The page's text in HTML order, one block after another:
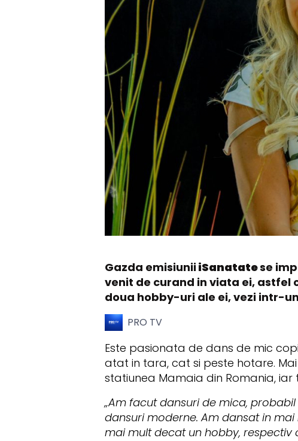
Gazda emisiuniiiSanatatese
venit de curand in viata ei, astfel
doua hobby-uri ale ei, vezi intr-
PRO TV
Este pasionata de dans de mic
atat in tara, cat si peste hotare.
statiunea Mamaia din Romania,
„Am facut dansuri de mica,
dansuri moderne. Am dansat in
mai mult decat un hobby, respectiv